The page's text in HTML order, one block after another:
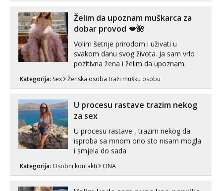
Želim da upoznam muškarca za
dobar provod 💋🌺
Volim šetnje prirodom i uživati u
svakom danu svog života. Ja sam vrlo
pozitivna žena i želim da upoznam
može i nešto više.💋🌺 Klikni na link
Kategorija: Sex Ženska osoba traži mušku osobu
U procesu rastave trazim nekog
za sex
U procesu rastave , trazim nekog da
isproba sa mnom ono sto nisam mogla
i smjela do sada
Kategorija: Osobni kontakti ONA